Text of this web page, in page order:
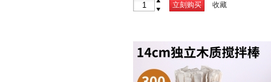
-
立刻购买 收藏